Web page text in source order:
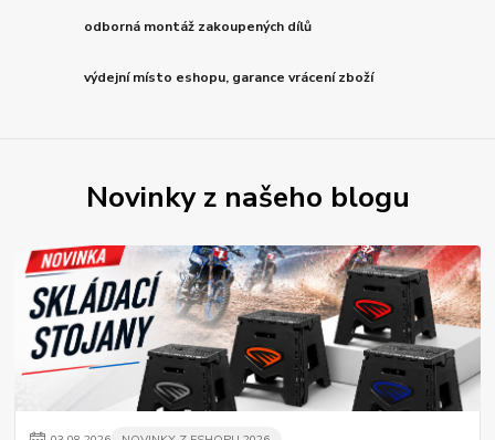
odborná montáž zakoupených dílů
výdejní místo eshopu, garance vrácení zboží
Novinky z našeho blogu